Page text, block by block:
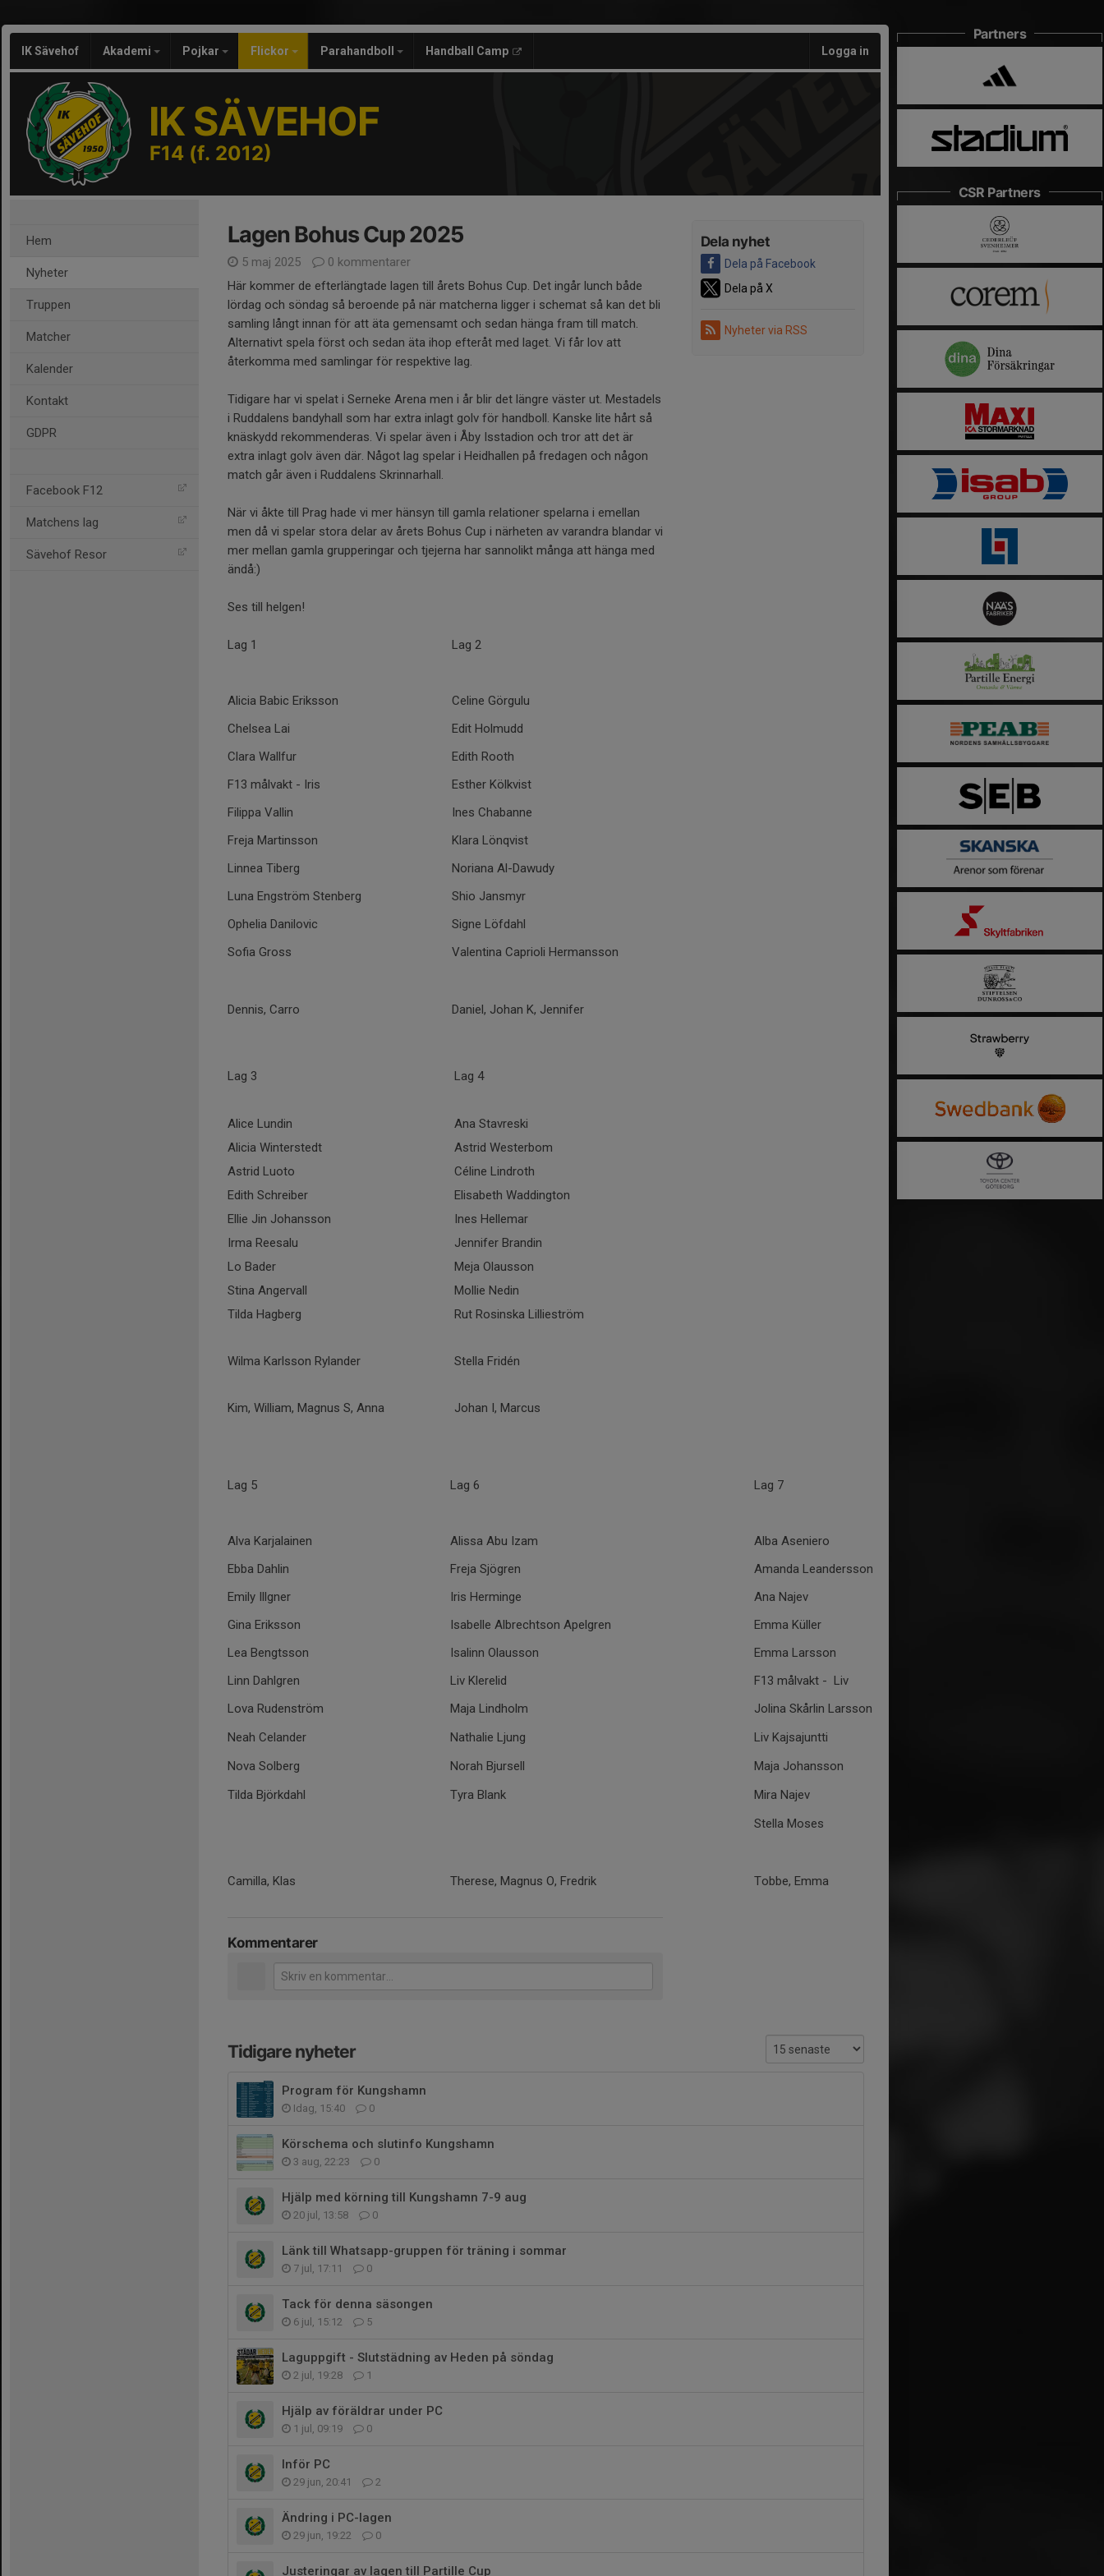
IK Sävehof Akademi Pojkar Flickor Parahandboll Handball Camp Logga in
IK SÄVEHOF
F14 (f. 2012)
Hem
Nyheter
Truppen
Matcher
Kalender
Kontakt
GDPR
Facebook F12
Matchens lag
Sävehof Resor
Dela nyhet
Dela på Facebook
Dela på X
Nyheter via RSS
Lagen Bohus Cup 2025
5 maj 2025
0 kommentarer
Här kommer de efterlängtade lagen till årets Bohus Cup. Det ingår lunch både
lördag och söndag så beroende på när matcherna ligger i schemat så kan det bli
samling långt innan för att äta gemensamt och sedan hänga fram till match.
Alternativt spela först och sedan äta ihop efteråt med laget. Vi får lov att
återkomma med samlingar för respektive lag.
Tidigare har vi spelat i Serneke Arena men i år blir det längre väster ut. Mestadels
i Ruddalens bandyhall som har extra inlagt golv för handboll. Kanske lite hårt så
knäskydd rekommenderas. Vi spelar även i Åby Isstadion och tror att det är
extra inlagt golv även där. Något lag spelar i Heidhallen på fredagen och någon
match går även i Ruddalens Skrinnarhall.
När vi åkte till Prag hade vi mer hänsyn till gamla relationer spelarna i emellan
men då vi spelar stora delar av årets Bohus Cup i närheten av varandra blandar vi
mer mellan gamla grupperingar och tjejerna har sannolikt många att hänga med
ändå:)
Ses till helgen!
Lag 1 Lag 2
Alicia Babic Eriksson
Celine Görgulu
Chelsea Lai
Edit Holmudd
Clara Wallfur
Edith Rooth
F13 målvakt - Iris
Esther Kölkvist
Filippa Vallin
Ines Chabanne
Freja Martinsson
Klara Lönqvist
Linnea Tiberg
Noriana Al-Dawudy
Luna Engström Stenberg
Shio Jansmyr
Ophelia Danilovic
Signe Löfdahl
Sofia Gross
Valentina Caprioli Hermansson
Dennis, Carro Daniel, Johan K, Jennifer
Lag 3 Lag 4
Alice Lundin
Ana Stavreski
Alicia Winterstedt
Astrid Westerbom
Astrid Luoto
Céline Lindroth
Edith Schreiber
Elisabeth Waddington
Ellie Jin Johansson
Ines Hellemar
Irma Reesalu
Jennifer Brandin
Lo Bader
Meja Olausson
Stina Angervall
Mollie Nedin
Tilda Hagberg
Rut Rosinska Lillieström
Wilma Karlsson Rylander Stella Fridén
Kim, William, Magnus S, Anna Johan I, Marcus
Lag 5 Lag 6 Lag 7
Alva Karjalainen Alissa Abu Izam
Alba Aseniero
Ebba Dahlin
Freja Sjögren
Amanda Leandersson
Emily Illgner
Iris Herminge
Ana Najev
Gina Eriksson
Isabelle Albrechtson Apelgren
Emma Küller
Lea Bengtsson
Isalinn Olausson
Emma Larsson
Linn Dahlgren
Liv Klerelid
F13 målvakt - Liv
Lova Rudenström
Maja Lindholm
Jolina Skårlin Larsson
Neah Celander
Nathalie Ljung
Liv Kajsajuntti
Nova Solberg
Norah Bjursell
Maja Johansson
Tilda Björkdahl
Tyra Blank
Mira Najev
Stella Moses
Camilla, Klas Therese, Magnus O, Fredrik Tobbe, Emma
Kommentarer
Tidigare nyheter
Program för Kungshamn
Idag, 15:40 0
Körschema och slutinfo Kungshamn
3 aug, 22:23 0
Hjälp med körning till Kungshamn 7-9 aug
20 jul, 13:58 0
Länk till Whatsapp-gruppen för träning i sommar
7 jul, 17:11 0
Tack för denna säsongen
6 jul, 15:12 5
Laguppgift - Slutstädning av Heden på söndag
2 jul, 19:28 1
Hjälp av föräldrar under PC
1 jul, 09:19 0
Inför PC
29 jun, 20:41 2
Ändring i PC-lagen
29 jun, 19:22 0
Justeringar av lagen till Partille Cup
Partners
CSR Partners